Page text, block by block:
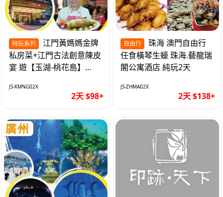
純玩系列
私房菜+江門古法創意陳皮
宴 遊【玉湖-桃花島】
純玩2天
JS-KMNG02X
2天 $98+
自由行
任食橫琴生蠔 珠海.藝龍瑞
閣公寓酒店 純玩2天
JS-ZHMA02X
2天 $138+